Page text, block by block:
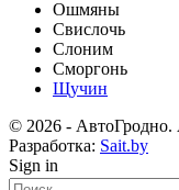
Ошмяны
Свислочь
Слоним
Сморгонь
Щучин
© 2026 - АвтоГродно.
Разработка: Sait.by
Sign in